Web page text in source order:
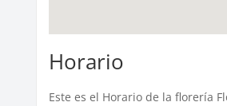
Horario
Este es el Horario de la florería